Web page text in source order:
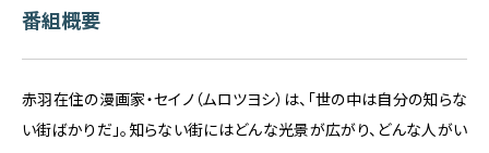
番組概要
赤羽在住の漫画家・セイノ（ムロツヨシ）は、「世の中は自分の知らな
い街ばかりだ」。知らない街にはどんな光景が広がり、どんな人がい